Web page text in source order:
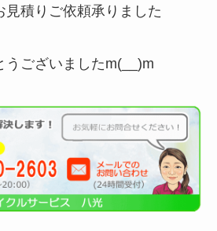
積りご依頼承りました
うございましたm(__)m